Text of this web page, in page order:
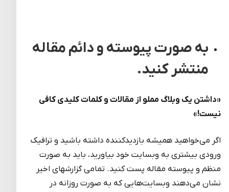
به صورت پیوسته و دائم مقاله
منتشر کنید.
«داشتن یک وبلاگ مملو از مقالات و کلمات کلیدی کافی
نیست!»
اگر می‌خواهید همیشه بازدیدکننده داشته باشید و ترافیک
ورودی بیشتری به وبسایت خود بیاورید، باید به صورت
منظم و پیوسته مقاله پست کنید. تمامی گزارش­های اخیر
نشان می‌دهند وبسایت‌هایی که به صورت روزانه در